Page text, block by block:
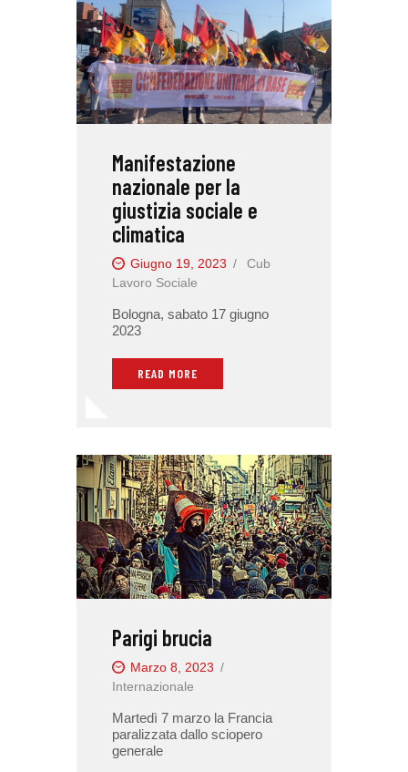
Manifestazione
nazionale per la
giustizia sociale e
climatica
Giugno 19, 2023
Cub
Lavoro Sociale
Bologna, sabato 17 giugno
2023
READ MORE
Parigi brucia
Marzo 8, 2023
Internazionale
Martedì 7 marzo la Francia
paralizzata dallo sciopero
generale